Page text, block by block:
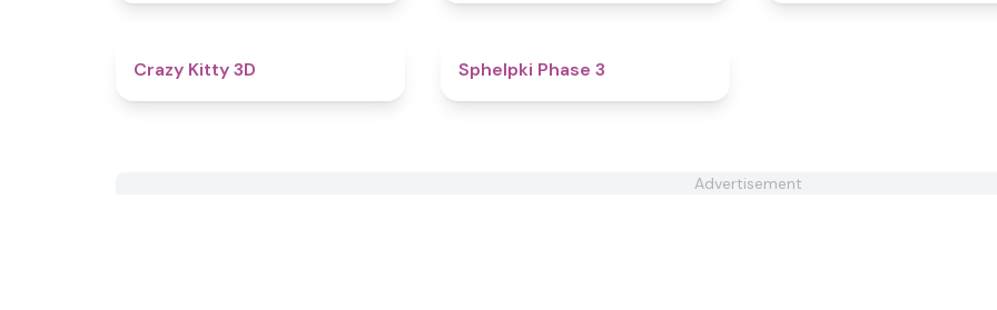
Crazy Kitty 3D Sphelpki Phase 3
Advertisement